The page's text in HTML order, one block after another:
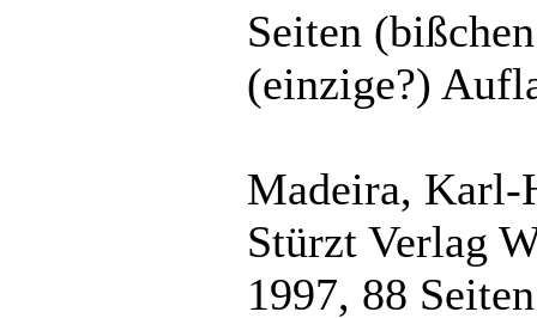
Seiten
(einzige?)
Madeira, Karl-
Stürzt Verlag
1997, 88